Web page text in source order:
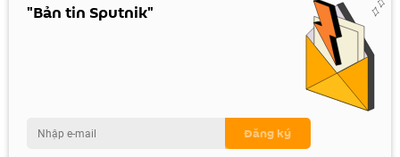
"Bản tin Sputnik"